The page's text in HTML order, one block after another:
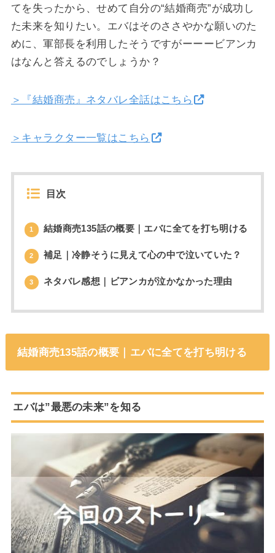
てを失ったから、せめて自分の“結婚商売”が成功し
た未来を知りたい。エバはそのささやかな願いのた
めに、軍部長を利用したそうですがーーービアンカ
はなんと答えるのでしょうか？
＞『結婚商売』ネタバレ全話はこちら
＞キャラクター一覧はこちら
目次
1 結婚商売135話の概要｜エバに全てを打ち明ける
2 補足｜冷静そうに見えて心の中で泣いていた？
3 ネタバレ感想｜ビアンカが泣かなかった理由
結婚商売135話の概要｜エバに全てを打ち明ける
エバは”最悪の未来”を知る